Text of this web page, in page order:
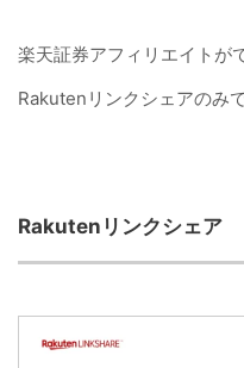
楽天証券アフィリエイトが
Rakutenリンクシェアのみで
Rakutenリンクシェア